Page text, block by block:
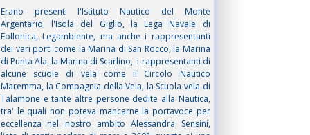
Erano presenti l'Istituto Nautico del Monte
Argentario, l'Isola del Giglio, la Lega Navale di
Follonica, Legambiente, ma anche i rappresentanti
dei vari porti come la Marina di San Rocco, la Marina
di Punta Ala, la Marina di Scarlino, i rappresentanti di
alcune scuole di vela come il Circolo Nautico
Maremma, la Compagnia della Vela, la Scuola vela di
Talamone e tante altre persone dedite alla Nautica,
tra' le quali non poteva mancarne la portavoce per
eccellenza nel nostro ambito Alessandra Sensini,